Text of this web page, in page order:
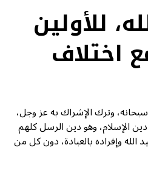
للأولين
اختلاف
وترك الإشراك به عز وجل،
الإسلام، وهو دين الرسل كلهم
الله وإفراده بالعبادة، دون كل من